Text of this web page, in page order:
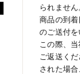
られません
商品の到
のご送付
この際、
ご返送く
された場